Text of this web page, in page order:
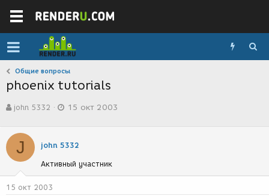
Общие вопросы
phoenix tutorials
в
о
т
е
м
ы
john 5332
а
с
з
д
15 окт 2003
J john 5332
Активный участник
15 окт 2003